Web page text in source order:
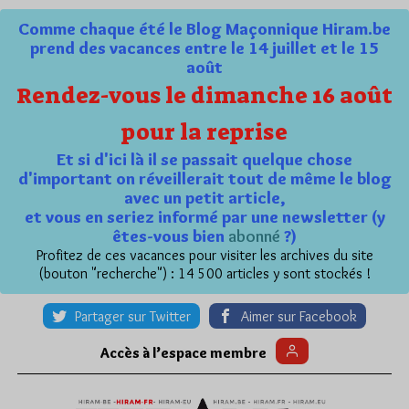
Comme chaque été le Blog Maçonnique Hiram.be
prend des vacances entre le 14 juillet et le 15
août
Rendez-vous le dimanche 16 août
pour la reprise
Et si d'ici là il se passait quelque chose
d'important on réveillerait tout de même le blog
avec un petit article,
et vous en seriez informé par une newsletter (y
êtes-vous bien abonné ?)
Profitez de ces vacances pour visiter les archives du site
(bouton "recherche") : 14 500 articles y sont stockés !
Partager sur Twitter Aimer sur Facebook
Accès à l’espace membre